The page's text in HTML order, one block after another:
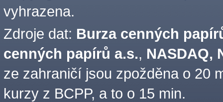
vyhrazena.
Zdroje dat: Burza cenných
cenných papírů a.s., NASDAQ,
ze zahraničí jsou zpožděna o 20
kurzy z BCPP, a to o 15 min.